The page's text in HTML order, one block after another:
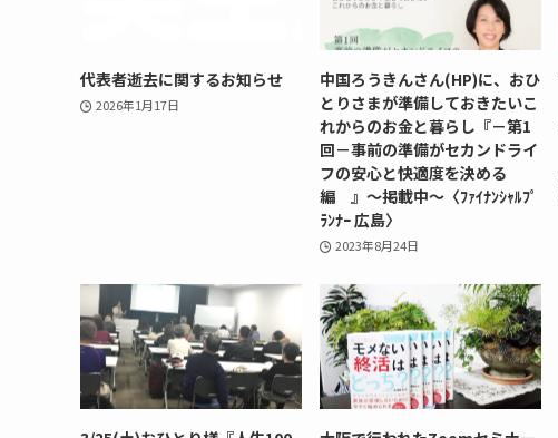
代表者逝去に関するお知らせ
2026年1月17日
中国ろうきんさん(HP)に、おひ
とりさまが準備しておきたいこ
れからのお金と暮らし『－第1
回－事前の準備がセカンドライ
フの安心と快適度を決める
編 』～掲載中～〈ﾌｧｲﾅﾝｼｬﾙﾌﾟ
ﾗﾝﾅｰ 広島〉
2023年8月24日